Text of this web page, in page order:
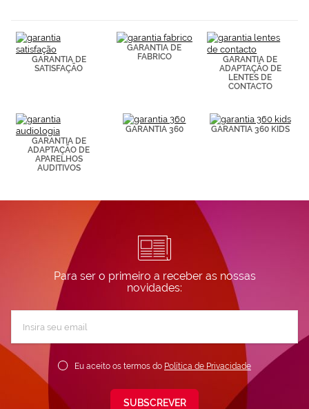
(por ejemplo,
de páginas
visitadas).
Política de
Cookies.
GARANTIA DE
SATISFAÇÃO
GARANTIA DE
FABRICO
GARANTIA DE
ADAPTAÇÃO DE
LENTES DE
CONTACTO
GARANTIA DE
ADAPTAÇÃO DE
APARELHOS
AUDITIVOS
GARANTIA 360 GARANTIA 360 KIDS
Para ser o primeiro a receber as nossas
novidades:
Newsletter:
Eu aceito os termos do Política de Privacidade
SUBSCREVER